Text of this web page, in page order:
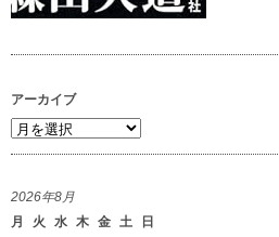
アーカイブ
ア
ー
イ
ブ
2026年8月
月
火 水 木 金 土
日